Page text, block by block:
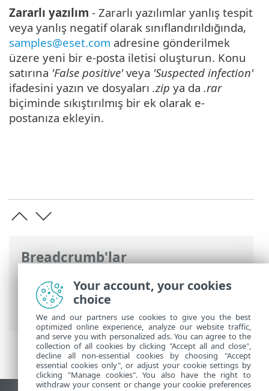
Breadcrumb'lar
ESET Online Yardım>ESET Cloud Office
Security >ESET Cloud Office Security‘de
gezinme
> Algılamalar
Zararlı yazılım - Zararlı yazılımlar yanlış tespit
veya yanlış negatif olarak sınıflandırıldığında,
samples@eset.com adresine gönderilmek
üzere yeni bir e-posta iletisi oluşturun. Konu
satırına 'False positive'veya 'Suspected infection'
ifadesini yazın ve dosyaları .zip ya da .rar
biçiminde sıkıştırılmış bir ek olarak e-
postanıza ekleyin.
Your account, your cookies
choice
We and our partners use cookies to give you the best
optimized online experience, analyze our website traffic,
and serve you with personalized ads. You can agree to the
collection of all cookies by clicking "Accept all and close",
decline all non-essential cookies by choosing "Accept
essential cookies only", or adjust your cookie settings by
clicking "Manage cookies". You also have the right to
withdraw your consent or change your cookie preferences